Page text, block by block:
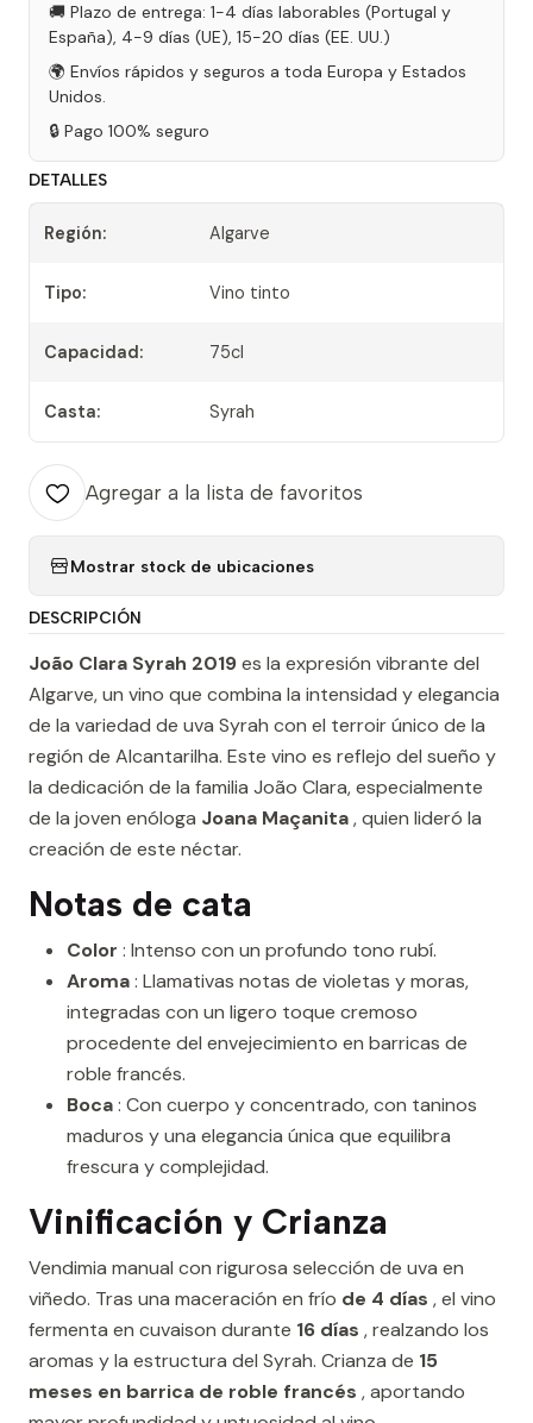
🚚 Plazo de entrega: 1-4 días laborables (Portugal y
España), 4-9 días (UE), 15-20 días (EE. UU.)
🌍 Envíos rápidos y seguros a toda Europa y Estados
Unidos.
🔒 Pago 100% seguro
DETALLES
Región: Algarve
Tipo: Vino tinto
Capacidad: 75cl
Casta: Syrah
Agregar a la lista de favoritos
Mostrar stock de ubicaciones
DESCRIPCIÓN
João Clara Syrah 2019es la expresión vibrante del
Algarve, un vino que combina la intensidad y elegancia
de la variedad de uva Syrah con el terroir único de la
región de Alcantarilha. Este vino es reflejo del sueño y
la dedicación de la familia João Clara, especialmente
de la joven enóloga Joana Maçanita, quien lideró la
creación de este néctar.
Notas de cata
Color : Intenso con un profundo tono rubí.
Aroma: Llamativas notas de violetas y moras,
integradas con un ligero toque cremoso
procedente del envejecimiento en barricas de
roble francés.
Boca: Con cuerpo y concentrado, con taninos
maduros y una elegancia única que equilibra
frescura y complejidad.
Vinificación y Crianza
Vendimia manual con rigurosa selección de uva en
viñedo. Tras una maceración en frío de 4 días , el vino
fermenta en cuvaison durante 16 días , realzando los
aromas y la estructura del Syrah. Crianza de 15
meses en barrica de roble francés , aportando